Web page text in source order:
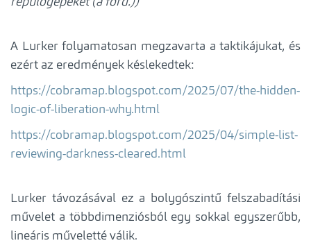
A Lurker folyamatosan megzavarta a taktikájukat, és
ezért az eredmények késlekedtek:
https://cobramap.blogspot.com/2025/07/the-hidden-
logic-of-liberation-why.html
https://cobramap.blogspot.com/2025/04/simple-list-
reviewing-darkness-cleared.html
Lurker távozásával ez a bolygószintű felszabadítási
művelet a többdimenziósból egy sokkal egyszerűbb,
lineáris műveletté válik.